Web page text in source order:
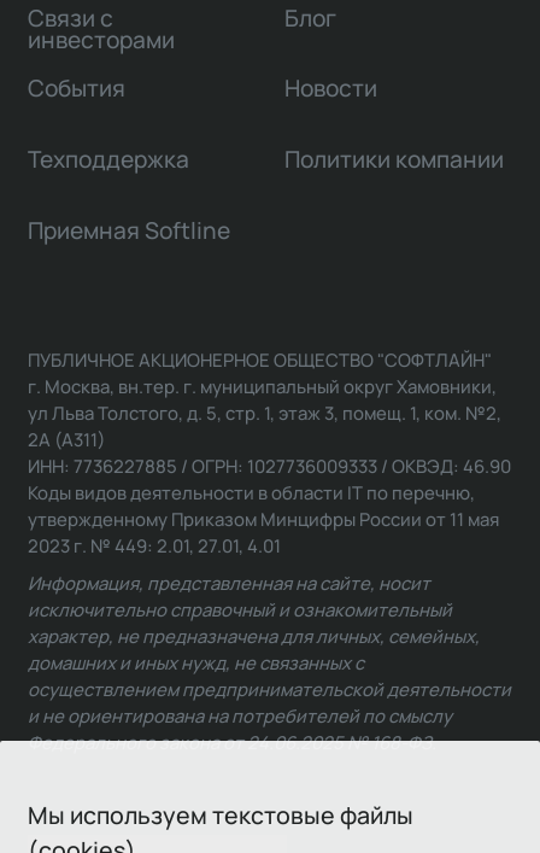
Мы используем текстовые файлы
Связи с
инвесторами
Блог
События Новости
Техподдержка Политики компании
Приемная Softline
ПУБЛИЧНОЕ АКЦИОНЕРНОЕ ОБЩЕСТВО "СОФТЛАЙН"
г. Москва, вн.тер. г. муниципальный округ Хамовники,
ул Льва Толстого, д. 5, стр. 1, этаж 3, помещ. 1, ком. №2,
2А (А311)
ИНН: 7736227885 / ОГРН: 1027736009333 / ОКВЭД: 46.90
Коды видов деятельности в области IT по перечню,
утвержденному Приказом Минцифры России от 11 мая
2023 г. № 449: 2.01, 27.01, 4.01
Информация, представленная на сайте, носит
исключительно справочный и ознакомительный
характер, не предназначена для личных, семейных,
домашних и иных нужд, не связанных с
осуществлением предпринимательской деятельности
и не ориентирована на потребителей по смыслу
Федерального закона от 24.06.2025 № 168-ФЗ.